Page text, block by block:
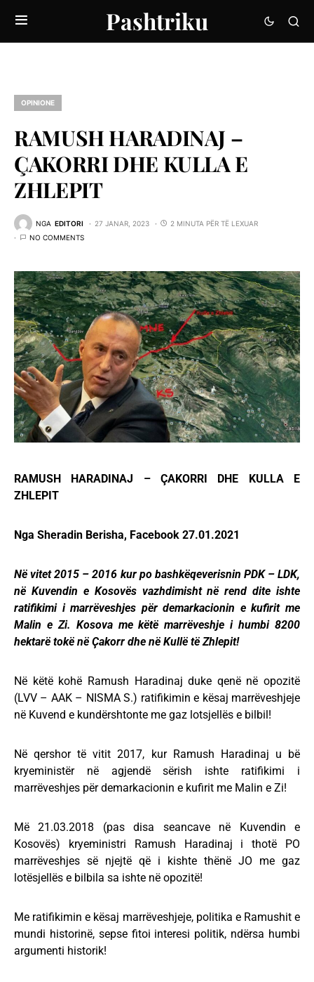
Pashtriku
OPINIONE
RAMUSH HARADINAJ –
ÇAKORRI DHE KULLA E
ZHLEPIT
NGA EDITORI 27 JANAR, 2023
2 MINUTA PËR TË LEXUAR
NO COMMENTS
RAMUSH HARADINAJ – ÇAKORRI DHE KULLA E
ZHLEPIT
Nga Sheradin Berisha, Facebook 27.01.2021
Në vitet 2015 – 2016 kur po bashkëqeverisnin PDK – LDK,
në Kuvendin e Kosovës vazhdimisht në rend dite ishte
ratifikimi i marrëveshjes për demarkacionin e kufirit me
Malin e Zi. Kosova me këtë marrëveshje i humbi 8200
hektarë tokë në Çakorr dhe në Kullë të Zhlepit!
Në këtë kohë Ramush Haradinaj duke qenë në opozitë
(LVV – AAK – NISMA S.) ratifikimin e kësaj marrëveshjeje
në Kuvend e kundërshtonte me gaz lotsjellës e bilbil!
Në qershor të vitit 2017, kur Ramush Haradinaj u bë
kryeministër në agjendë sërish ishte ratifikimi i
marrëveshjes për demarkacionin e kufirit me Malin e Zi!
Më 21.03.2018 (pas disa seancave në Kuvendin e
Kosovës) kryeministri Ramush Haradinaj i thotë PO
marrëveshjes së njejtë që i kishte thënë JO me gaz
lotësjellës e bilbila sa ishte në opozitë!
Me ratifikimin e kësaj marrëveshjeje, politika e Ramushit e
mundi historinë, sepse fitoi interesi politik, ndërsa humbi
argumenti historik!